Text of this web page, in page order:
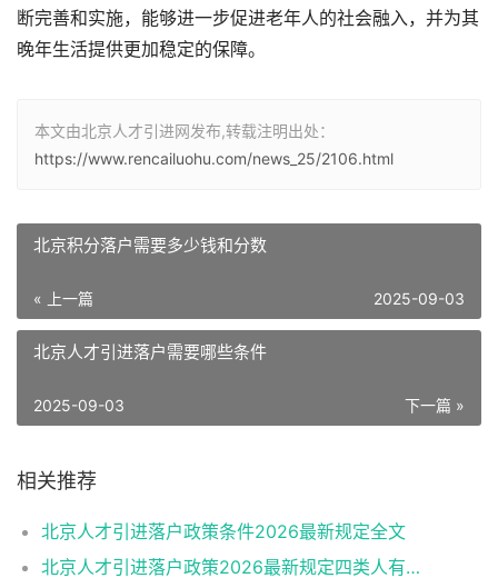
断完善和实施，能够进一步促进老年人的社会融入，并为其
晚年生活提供更加稳定的保障。
本文由北京人才引进网发布,转载注明出处：
https://www.rencailuohu.com/news_25/2106.html
北京积分落户需要多少钱和分数
« 上一篇 2025-09-03
北京人才引进落户需要哪些条件
下一篇 »
2025-09-03
相关推荐
北京人才引进落户政策条件2026最新规定全文
北京人才引进落户政策2026最新规定四类人有资格